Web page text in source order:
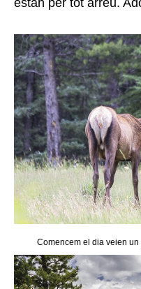
estan per tot arreu.
Comencem el dia veien